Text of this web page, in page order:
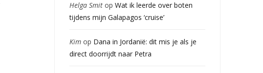
Helga Smit op Wat ik leerde over boten
tijdens mijn Galapagos ‘cruise’
Kim op Dana in Jordanië: dit mis je als je
direct doorrijdt naar Petra